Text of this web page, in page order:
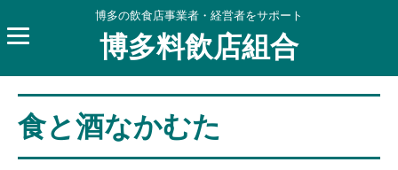
博多の飲食店事業者・経営者をサポート
博多料飲店組合
食と酒なかむた